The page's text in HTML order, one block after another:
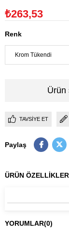
₺263,53
Renk
Ürün
TAVSIYE ET
Paylaş
ÜRÜN
YORUMLAR(0)